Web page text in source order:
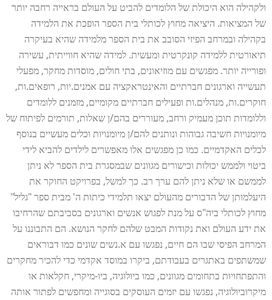
ולקהילה הוא היכולת של הלומדים להביט על העולם בראייה רחבה יותר
של המציאות. היציאה מחוץ לכותלי בית הספר הופכת את הלמידה
בקהילה ובמרחב הפיזי הסובב את בית הספר מלמידה שהיא בעיקרה
תיאורטית ללמידה קונקרטית ומעשית. למידה שהיא חווייתית, עשירה
ופורייה יותר. מפגשים עם מוזיאונים, בתי חולים, מוסדות מחקר, מפעלי
תעשייה וארגונים חברתיים והאינטראקציה עם אמנים.יות, רופאים.ות,
חוקרים.ות, מנהלים.ות ופעילים חברתיים מקומיים, מזמנים ללומדים
וללומדות תוכן מעמיק ורחב, מעוררים בהם/ן שאלות, תורמים לפיתוח של
מיומנויות חשיבה גבוהות ונותנים להם/ן מיומנויות וכלים מעשיים בנוסף
לכלים האקדמיים. כמו כן מפגשים אלו מאפשרים לילדים להביא לידי
ביטוי ולממש יכולות וכישורים מגוונים שבמסגרת בית הספר לא ניתן
לממשם או שלא ניתן להם ערך רב. כך למשל, בפרויקט החוקר את
היעלמותן של הדבורים מהעולם יצאו תלמידי כיתות ה' מבית ספר "גליל"
מחוץ לכותלי ביה"ס על מנת לפגוש אנשים וארגונים בסביבתם שהרחיבו
את ידע העולם ואת נקודות המבט שלהם לחקר הנושא. הם התבוננו על
המרחב הפיסי שבו הם חיים, נפגשו עם א.נשים שונים כמו דבוראים
שמשתפים באתגרים בעבודתם, ביקרו במוסד אקדמי כדי להכיר מחקרים
והתפתחויות בתחומים מגוונים, כמו ביולוגיה, ביו-מיקרי, חקלאות או
מיקרוביולוגיה, נפגשו עם יזמים העוסקים בסוגייה ומחפשים לפתור אותה